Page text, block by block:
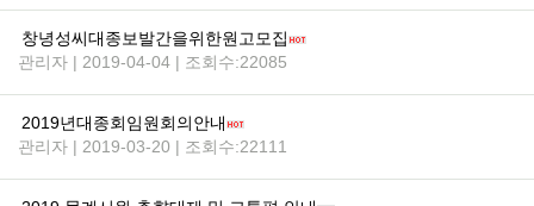
창녕성씨대종보발간을위한원고모집
관리자 | 2019-04-04 | 조회수:22085
2019년대종회임원회의안내
관리자 | 2019-03-20 | 조회수:22111